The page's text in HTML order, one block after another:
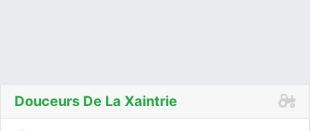
Douceurs De La Xaintrie